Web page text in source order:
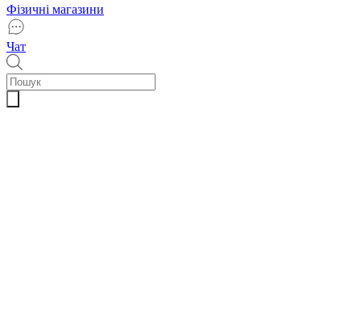
Фізичні магазини
Чат
Пошук
товарів